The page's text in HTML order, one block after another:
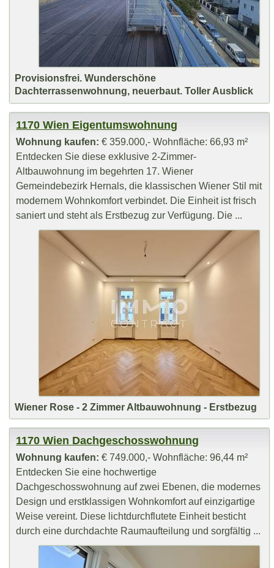
Provisionsfrei. Wunderschöne
Dachterrassenwohnung, neuerbaut. Toller Ausblick
1170 Wien Eigentumswohnung
Wohnung kaufen: € 359.000,- Wohnfläche: 66,93 m²
Entdecken Sie diese exklusive 2-Zimmer-
Altbauwohnung im begehrten 17. Wiener
Gemeindebezirk Hernals, die klassischen Wiener Stil mit
modernem Wohnkomfort verbindet. Die Einheit ist frisch
saniert und steht als Erstbezug zur Verfügung. Die ...
Wiener Rose - 2 Zimmer Altbauwohnung - Erstbezug
1170 Wien Dachgeschosswohnung
Wohnung kaufen: € 749.000,- Wohnfläche: 96,44 m²
Entdecken Sie eine hochwertige
Dachgeschosswohnung auf zwei Ebenen, die modernes
Design und erstklassigen Wohnkomfort auf einzigartige
Weise vereint. Diese lichtdurchflutete Einheit besticht
durch eine durchdachte Raumaufteilung und sorgfältig ...